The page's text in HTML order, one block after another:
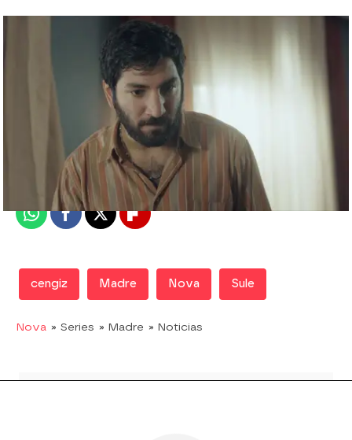
Madrid
Publicado: 05 de mayo de 2019, 23:16
WhatsappFacebook
X Flipboard
cengiz Madre Nova Sule
Nova » Series » Madre » Noticias